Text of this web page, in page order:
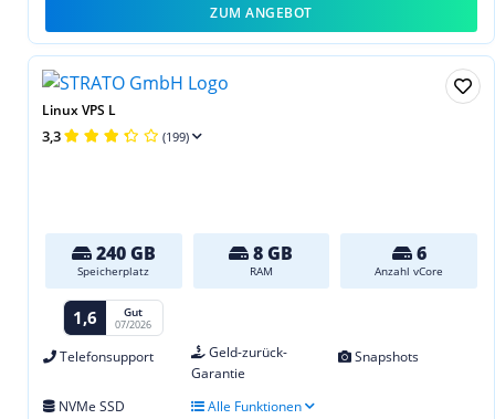
ZUM ANGEBOT
Linux VPS L
3,3 (199)
240 GB
Speicherplatz
8 GB
RAM
6
Anzahl vCore
1,6 Gut
07/2026
Telefonsupport
Geld-zurück-
Garantie
Snapshots
NVMe SSD Alle Funktionen